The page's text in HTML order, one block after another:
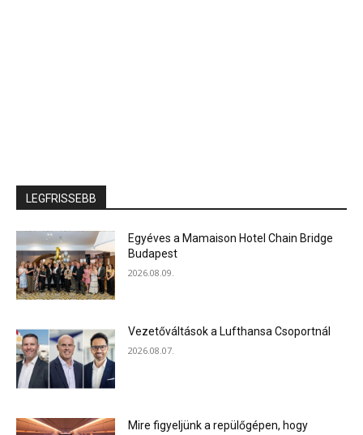
LEGFRISSEBB
Egyéves a Mamaison Hotel Chain Bridge
Budapest
2026.08.09.
Vezetőváltások a Lufthansa Csoportnál
2026.08.07.
Mire figyeljünk a repülőgépen, hogy